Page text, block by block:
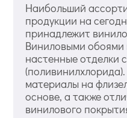
Наибольший
продукции на
принадлежит
Виниловыми
настенные отделки
материалы на
основе, а также
винилового